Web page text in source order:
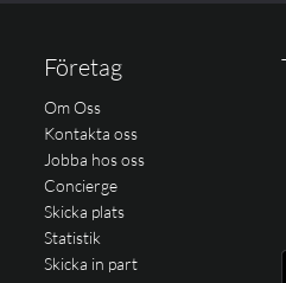
Företag
Om Oss
Kontakta oss
Jobba hos oss
Concierge
Skicka plats
Statistik
Skicka in part